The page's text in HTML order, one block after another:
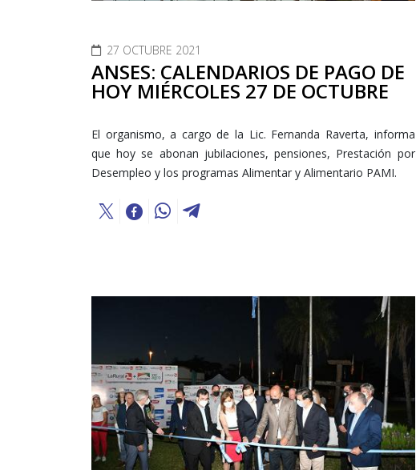
27 OCTUBRE 2021
ANSES: CALENDARIOS DE PAGO DE
HOY MIÉRCOLES 27 DE OCTUBRE
El organismo, a cargo de la Lic. Fernanda Raverta, informa
que hoy se abonan jubilaciones, pensiones, Prestación por
Desempleo y los programas Alimentar y Alimentario PAMI.